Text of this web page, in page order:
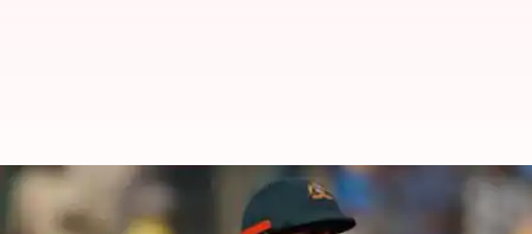
Australian team: ఆస్ట్రేలియా